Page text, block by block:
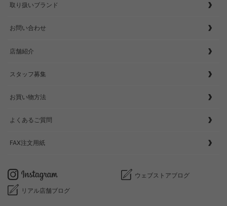
取り扱いブランド
お問い合わせ
店舗紹介
スタッフ募集
お買い物方法
よくあるご質問
FAX注文用紙
ウェブストアブログ
リアル店舗ブログ